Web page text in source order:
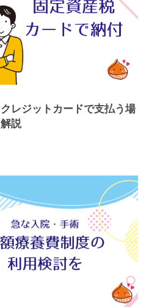
レジットカードで支払う場
説